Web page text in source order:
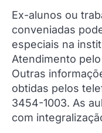
Ex-alunos ou
conveniadas
especiais na
Atendimento
Outras
obtidas pelos
3454-1003. As
com